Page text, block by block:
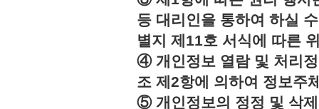
등 대리인을 통하여 하실
별지 제11호 서식에 따른
④ 개인정보 열람 및 처리
조 제2항에 의하여 정보주
⑤ 개인정보의 정정 및 삭